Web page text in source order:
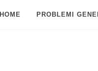
PROBLEMI